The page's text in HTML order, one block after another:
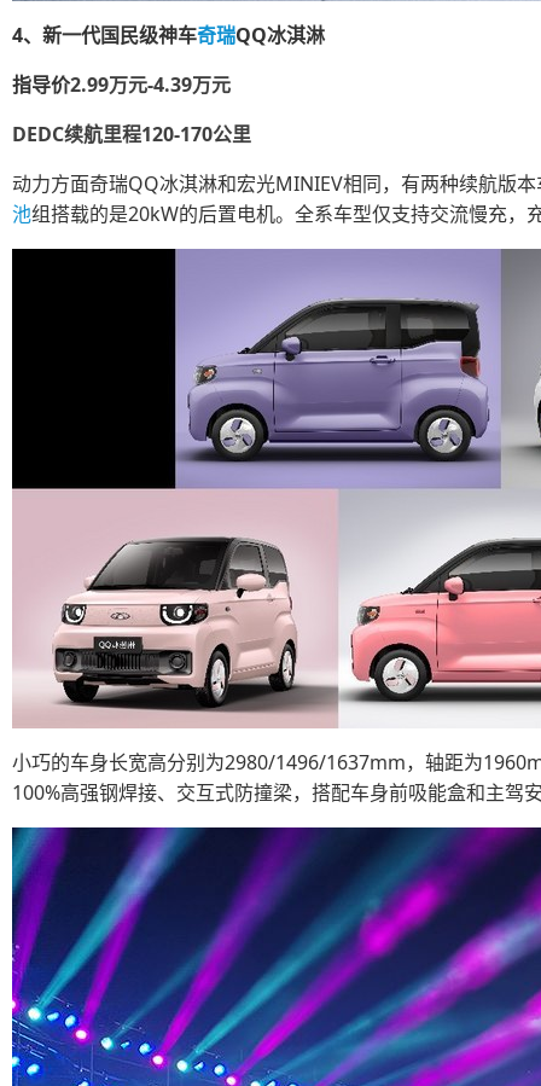
4、新一代国民级神车奇瑞QQ冰淇淋
指导价2.99万元-4.39万元
DEDC续航里程120-170公里
动力方面奇瑞QQ冰淇淋和宏光MINIEV相同，有两种续航版
池组搭载的是20kW的后置电机。全系车型仅支持交流慢充，
小巧的车身长宽高分别为2980/1496/1637mm，轴距为
100%高强钢焊接、交互式防撞梁，搭配车身前吸能盒和主驾